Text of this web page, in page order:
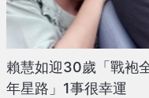
賴慧如迎30歲「戰袍
年星路」1事很幸運